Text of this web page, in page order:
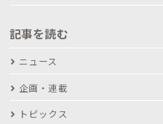
記事を読む
ニュース
企画・連載
トピックス